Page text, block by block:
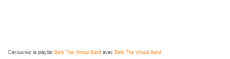
Découvrez la playlist Berk The Virtual Band avec Berk The Virtual Band